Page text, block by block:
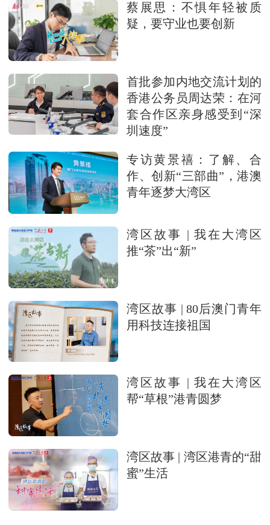
蔡展思：不惧年轻被质
疑，要守业也要创新
首批参加内地交流计划的
香港公务员周达荣：在河
套合作区亲身感受到“深
圳速度”
专访黄景禧：了解、合
作、创新“三部曲”，港澳
青年逐梦大湾区
湾区故事 | 我在大湾区
推“茶”出“新”
湾区故事 | 80后澳门青年
用科技连接祖国
湾区故事 | 我在大湾区
帮“草根”港青圆梦
湾区故事 | 湾区港青的“甜
蜜”生活